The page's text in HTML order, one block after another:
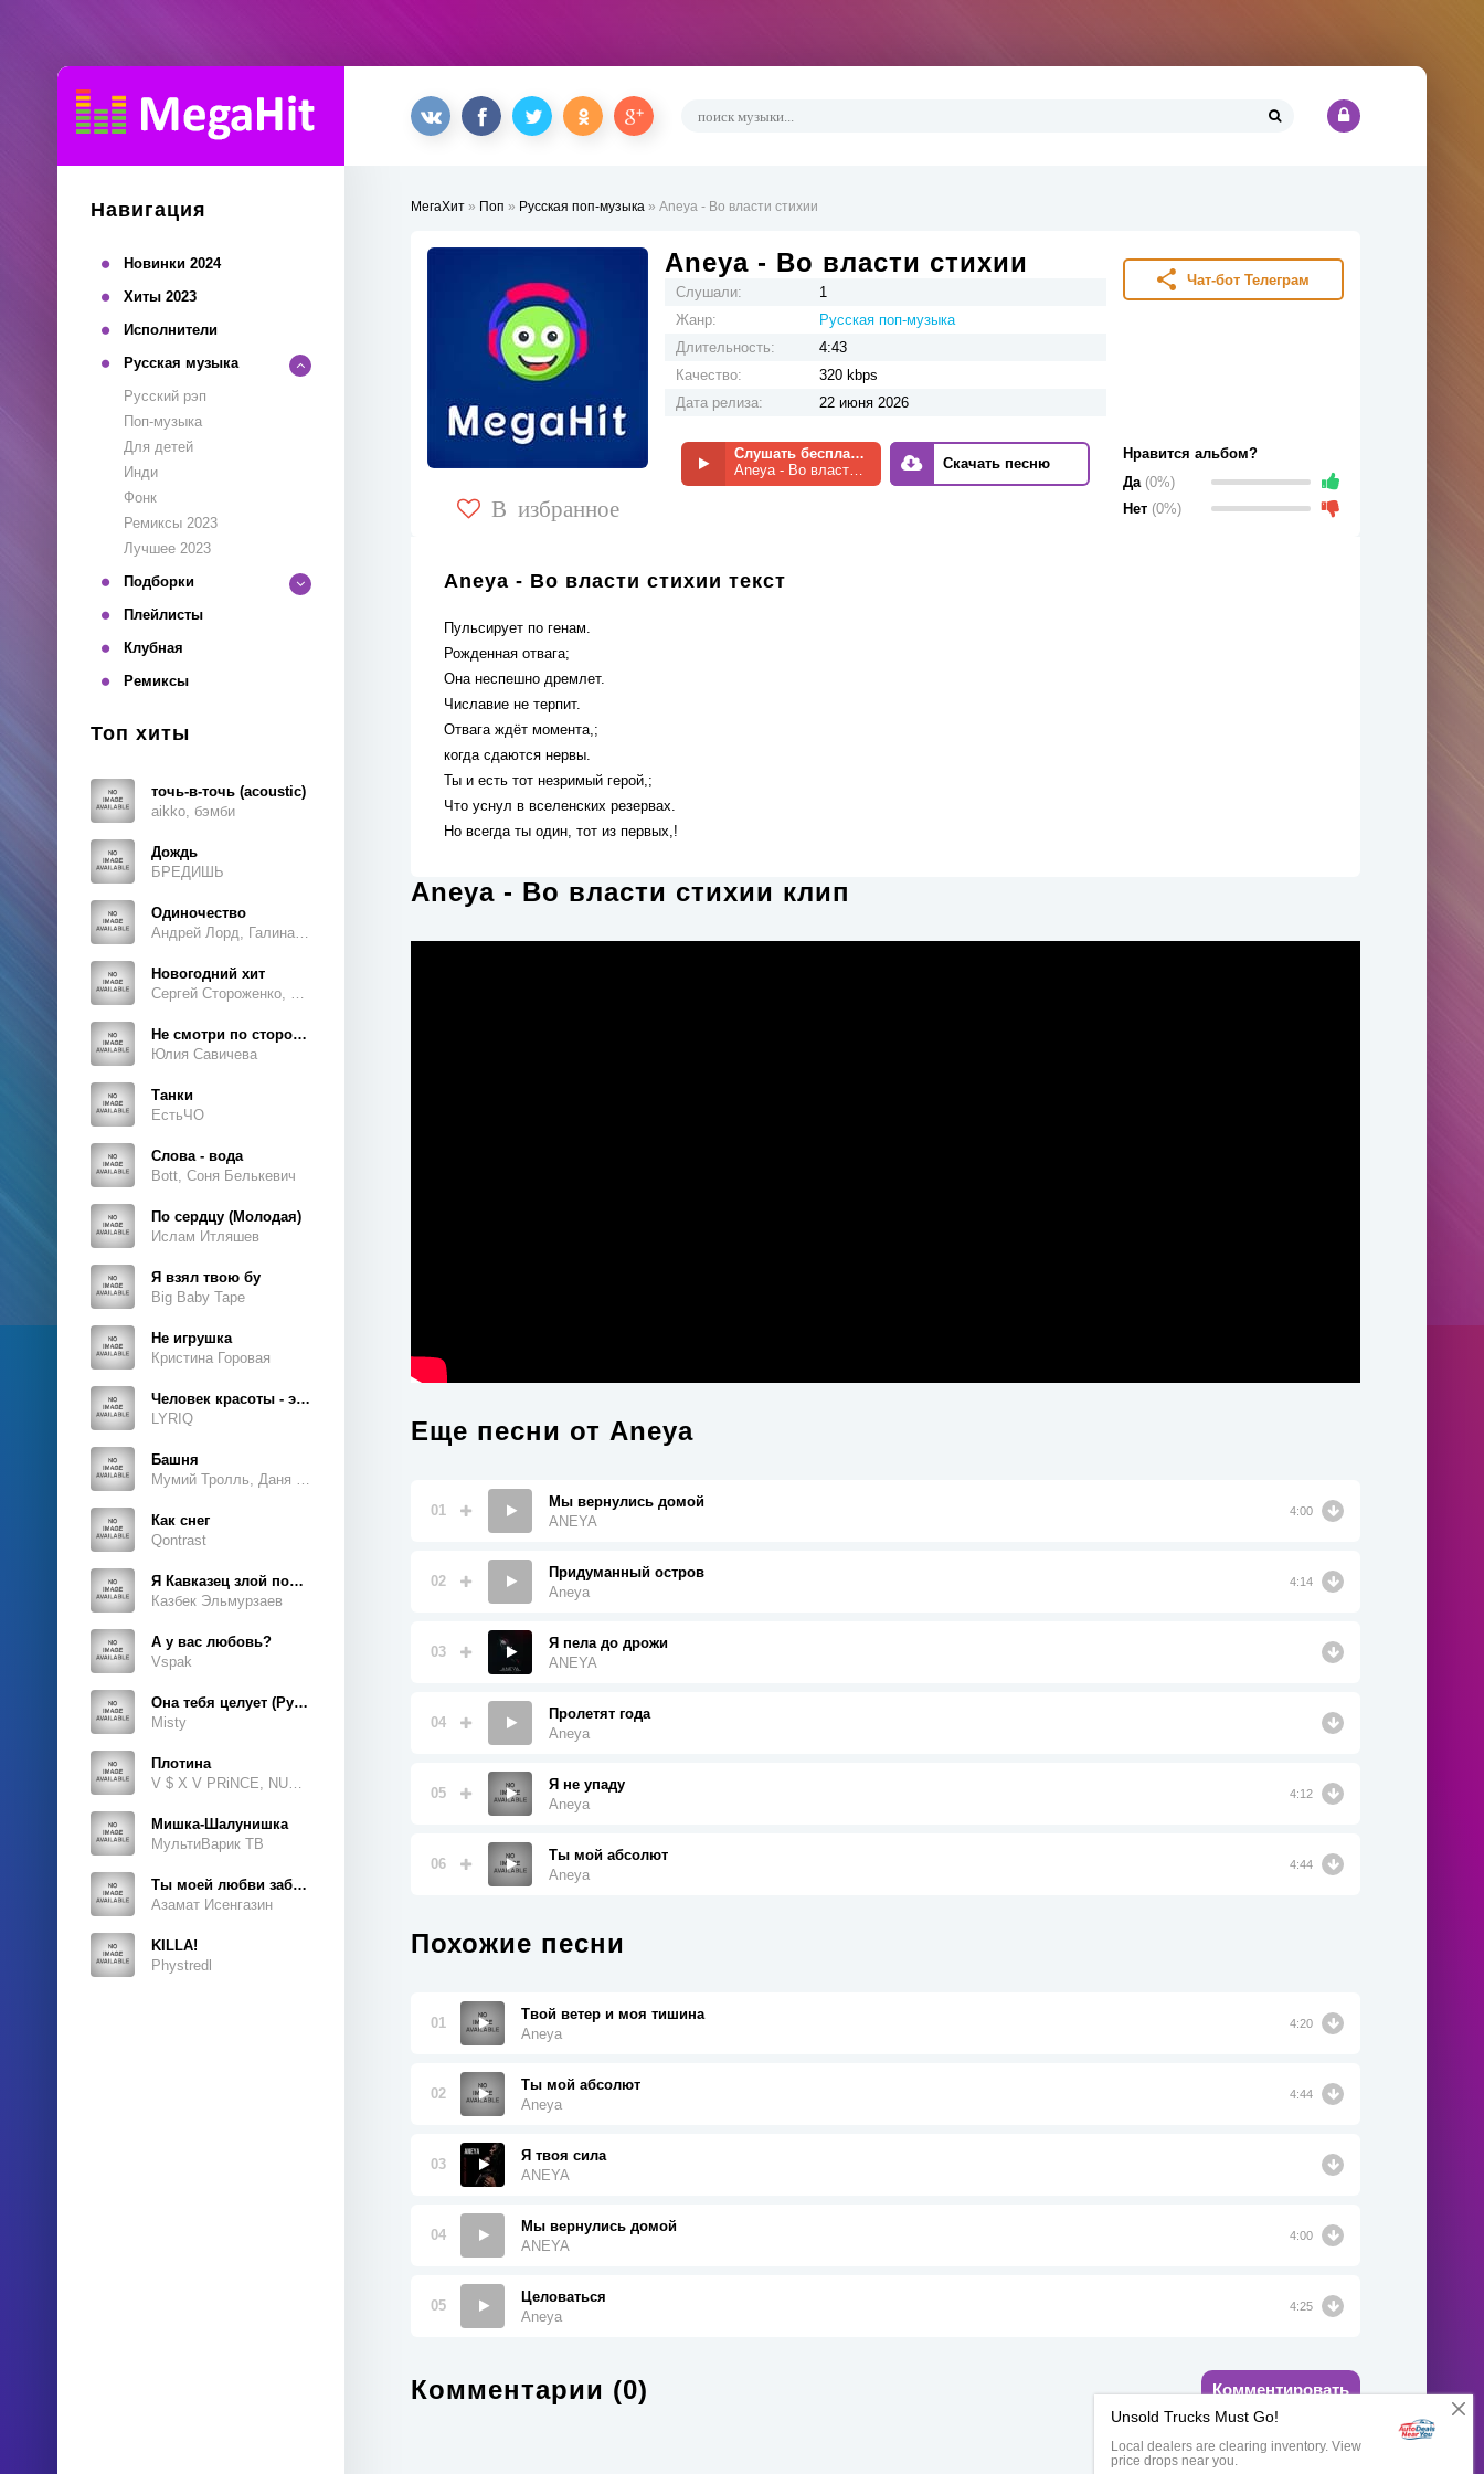
Навигация
Новинки 2024
Хиты 2023
Исполнители
Русская музыка
Русский рэп
Поп-музыка
Для детей
Инди
Фонк
Ремиксы 2023
Лучшее 2023
Подборки
Плейлисты
Клубная
Ремиксы
Топ хиты
точь-в-точь (acoustic)
aikko, бэмби
Дождь
БРЕДИШЬ
Одиночество
Новогодний хит
Не смотри по сторонам
Юлия Савичева
Танки
ЕстьЧО
Слова - вода
Bott, Соня Белькевич
По сердцу (Молодая)
Ислам Итляшев
Я взял твою бу
Big Baby Tape
Не игрушка
Кристина Горовая
Человек красоты - это ты, это ты, это ты
LYRIQ
Башня
Как снег
Qontrast
Я Кавказец злой породы
Казбек Эльмурзаев
А у вас любовь?
Vspak
Она тебя целует (Руки Вверх Cover)
Misty
Плотина
Мишка-Шалунишка
МультиВарик ТВ
Ты моей любви забытая тайна
Азамат Исенгазин
KILLA!
Phystredl
МегаХит » Поп » Русская поп-музыка » Aneya - Во власти стихии
В избранное
Aneya - Во власти стихии
Слушали:
1
Жанр:
Русская поп-музыка
Длительность:
4:43
Качество:
320 kbps
Дата релиза:
22 июня 2026
Слушать бесплатно
Aneya - Во власти стихии
Скачать песню
Чат-бот Телеграм
Нравится альбом?
Да (0%)
Нет (0%)
Aneya - Во власти стихии текст
Пульсирует по генам.
Рожденная отвага;
Она неспешно дремлет.
Числавие не терпит.
Отвага ждёт момента,;
когда сдаются нервы.
Ты и есть тот незримый герой,;
Что уснул в вселенских резервах.
Но всегда ты один, тот из первых,!
Aneya - Во власти стихии клип
Еще песни от Aneya
01
Мы вернулись домой
ANEYA
4:00
02
Придуманный остров
Aneya
4:14
03
Я пела до дрожи
ANEYA
04
Пролетят года
Aneya
05
Я не упаду
Aneya
4:12
06
Ты мой абсолют
Aneya
4:44
Похожие песни
01
Твой ветер и моя тишина
Aneya
4:20
02
Ты мой абсолют
Aneya
4:44
03
Я твоя сила
ANEYA
04
Мы вернулись домой
ANEYA
4:00
05
Целоваться
Aneya
4:25
Комментарии (0) Комментировать